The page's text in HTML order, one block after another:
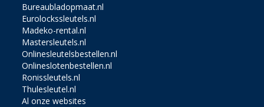
Bureaubladopmaat.nl
Eurolockssleutels.nl
Madeko-rental.nl
Mastersleutels.nl
Onlinesleutelsbestellen.nl
Onlineslotenbestellen.nl
Ronissleutels.nl
Thulesleutel.nl
Al onze websites